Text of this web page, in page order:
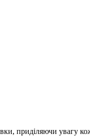
приділяючи увагу